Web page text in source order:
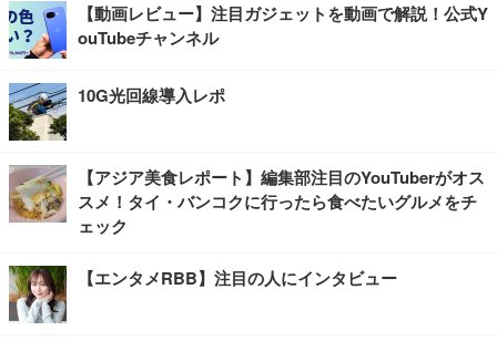
【動画レビュー】注目ガジェットを動画で解説！公式Y
ouTubeチャンネル
10G光回線導入レポ
【アジア美食レポート】編集部注目のYouTuberがオス
スメ！タイ・バンコクに行ったら食べたいグルメをチ
ェック
【エンタメRBB】注目の人にインタビュー